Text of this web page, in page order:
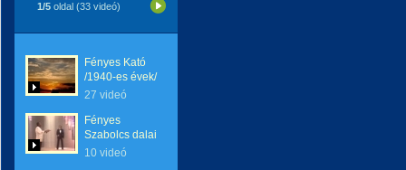
1/5 oldal (33 videó)
Fényes Kató
/1940-es évek/
27 videó
Fényes
Szabolcs dalai
10 videó